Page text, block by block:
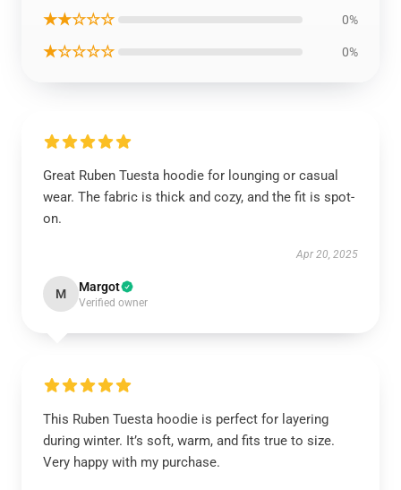
★★☆☆☆ 0%
★☆☆☆☆ 0%
Great Ruben Tuesta hoodie for lounging or casual
wear. The fabric is thick and cozy, and the fit is spot-
on.
Apr 20, 2025
M Margot
Verified owner
This Ruben Tuesta hoodie is perfect for layering
during winter. It’s soft, warm, and fits true to size.
Very happy with my purchase.